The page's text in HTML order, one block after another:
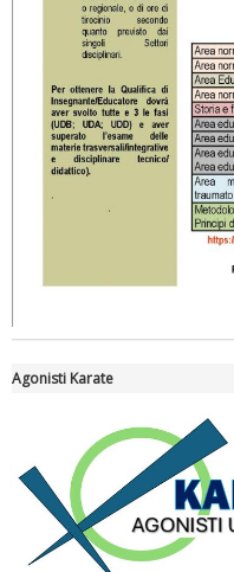
Tiziano Pesce nel Cda di
Agonisti Karate